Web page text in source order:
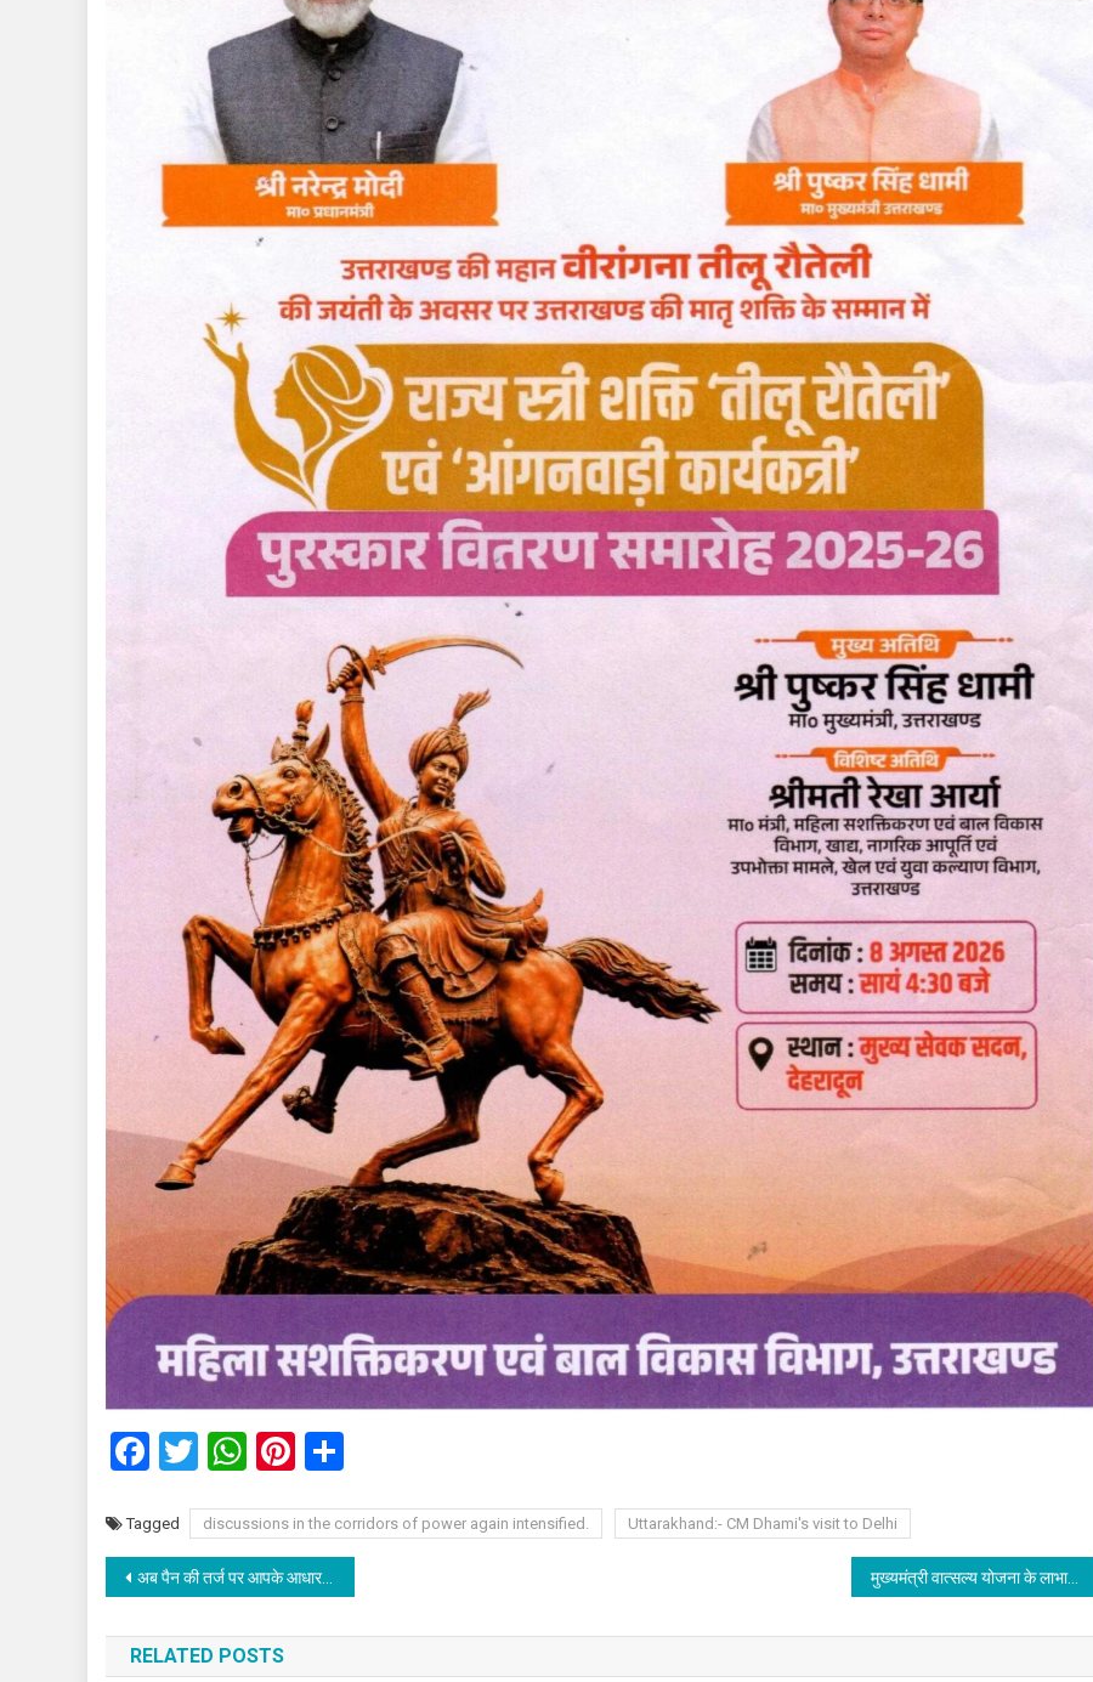
Facebook
Twitter
WhatsApp
Pinterest
Tagged discussions in the corridors of power again intensified. Uttarakhand:- CM Dhami's visit to Delhi
Post
navigation
अब पैन की तर्ज पर आपके आधार से जोड़ा जाएगा मतदाता पहचान पत्र, फर्जी मतदाताओं की पहचान करने में मिलेगी मदद। मुख्यमंत्री वात्सल्य योजना के लाभार्थियों को ट्रांसफर की गई 04 करोड़ 96 लाख से अधिक की धनराशि।
RELATED POSTS